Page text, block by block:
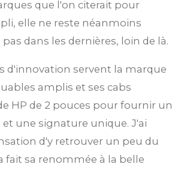
que l'on citerait pour
elle ne reste néanmoins
dans les dernières, loin de là.
d'innovation servent la marque
amplis et ses cabs
HP de 2 pouces pour fournir un
une signature unique. J'ai
d'y retrouver un peu du
fait sa renommée à la belle